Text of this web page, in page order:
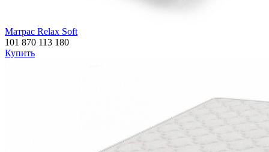
Матрас Relax Soft
101 870 113 180
Купить